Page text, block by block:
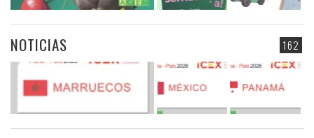
162
NOTICIAS